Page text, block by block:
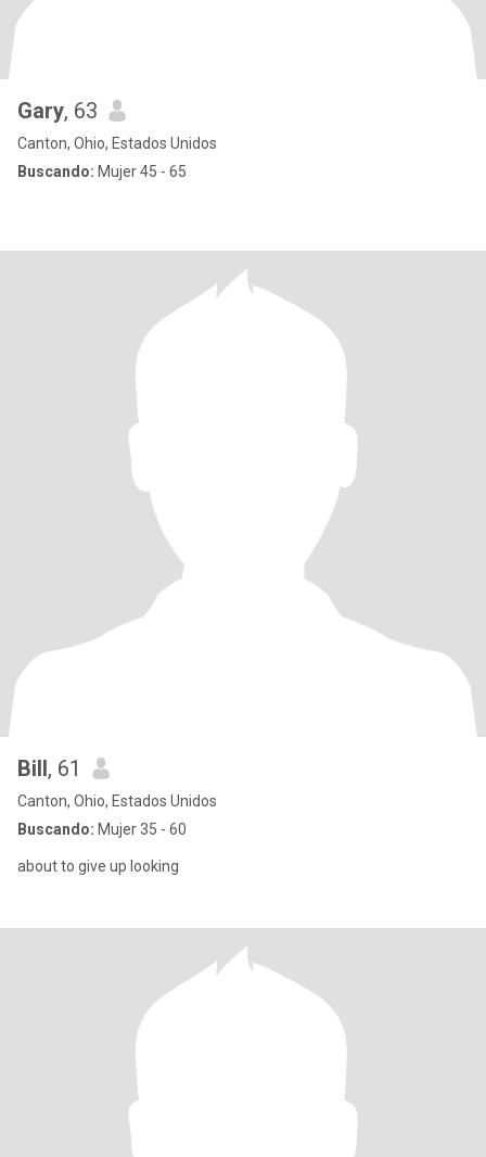
Gary, 63
Canton, Ohio, Estados Unidos
Buscando: Mujer 45 - 65
Bill, 61
Canton, Ohio, Estados Unidos
Buscando: Mujer 35 - 60
about to give up looking